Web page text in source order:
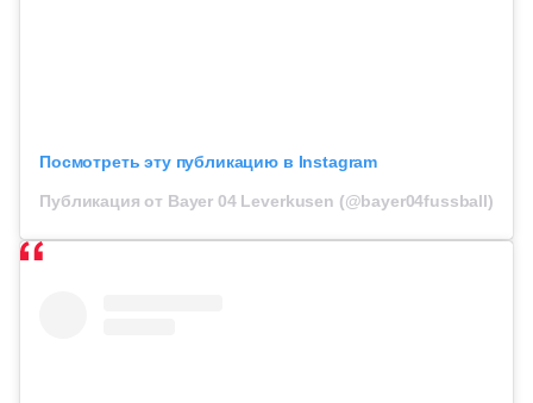
Посмотреть эту публикацию в Instagram
Публикация от Bayer 04 Leverkusen (@bayer04fussball)